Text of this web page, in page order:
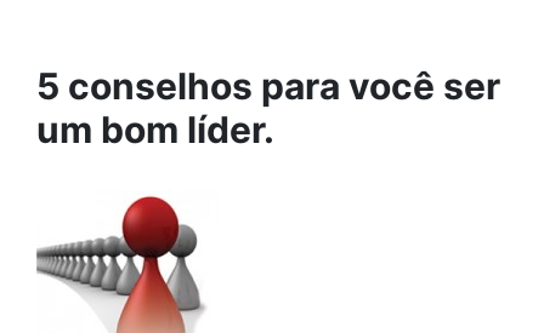
5 conselhos para você ser
um bom líder.